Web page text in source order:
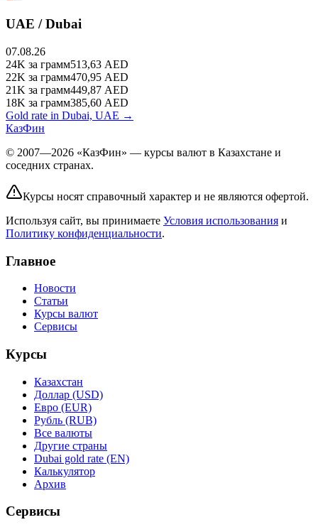
UAE / Dubai
07.08.26
24K за грамм513,63 AED
22K за грамм470,95 AED
21K за грамм449,87 AED
18K за грамм385,60 AED
Gold rate in Dubai, UAE →
КазФин
© 2007—2026 «КазФин» — курсы валют в Казахстане и
соседних странах.
Курсы носят справочный характер и не являются офертой.
Используя сайт, вы принимаете Условия использования и
Политику конфиденциальности.
Главное
Новости
Статьи
Курсы валют
Сервисы
Курсы
Казахстан
Доллар (USD)
Евро (EUR)
Рубль (RUB)
Все валюты
Другие страны
Dubai gold rate (EN)
Калькулятор
Архив
Сервисы